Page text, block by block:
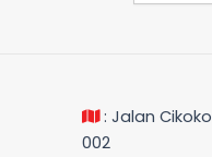
: Jalan Cikoko
002